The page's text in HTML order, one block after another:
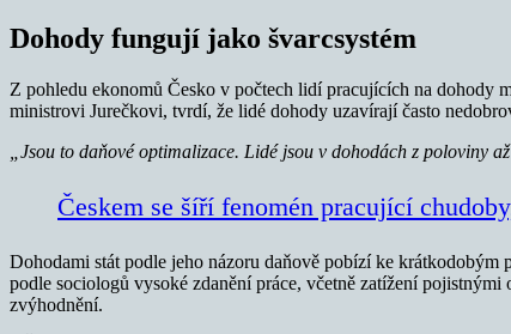
Dohody fungují jako švarcsystém
Z pohledu ekonomů Česko v počtech lidí pracujících na
ministrovi Jurečkovi, tvrdí, že lidé dohody uzavírají často
„Jsou to daňové optimalizace. Lidé jsou v dohodách z poloviny
Českem se šíří fenomén pracující
Dohodami stát podle jeho názoru daňově pobízí ke
podle sociologů vysoké zdanění práce, včetně zatížení pojistnými
zvýhodnění.